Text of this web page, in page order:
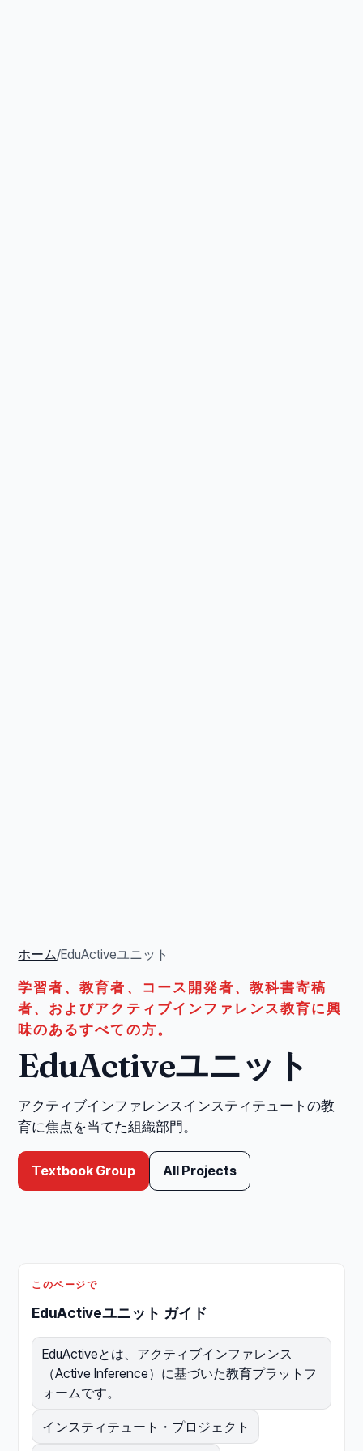
ホーム/EduActiveユニット
学習者、教育者、コース開発者、教科書寄稿
者、およびアクティブインファレンス教育に興
味のあるすべての方。
EduActiveユニット
アクティブインファレンスインスティテュートの教
育に焦点を当てた組織部門。
Textbook Group All Projects
このページで
EduActiveユニット ガイド
EduActiveとは、アクティブインファレンス
（Active Inference）に基づいた教育プラットフ
ォームです。
インスティテュート・プロジェクト